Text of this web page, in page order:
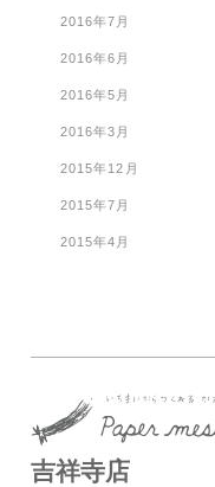
2016年7月
2016年6月
2016年5月
2016年3月
2015年12月
2015年7月
2015年4月
吉祥寺店